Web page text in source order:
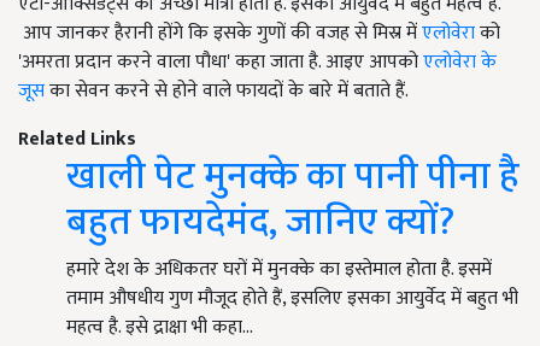
आप जानकर हैरानी होंगे कि इसके गुणों की वजह से मिस्र मेंएलोवेराको
'अमरता प्रदान करने वाला पौधा' कहा जाता है. आइए आपकोएलोवेरा के
जूसका सेवन करने से होने वाले फायदों के बारे में बताते हैं.
Related Links
खाली पेट मुनक्के का पानी पीना है
बहुत फायदेमंद, जानिए क्यों?
हमारे देश के अधिकतर घरों में मुनक्के का इस्तेमाल होता है. इसमें
तमाम औषधीय गुण मौजूद होते हैं, इसलिए इसका आयुर्वेद में बहुत भी
महत्व है. इसे द्राक्षा भी कहा…